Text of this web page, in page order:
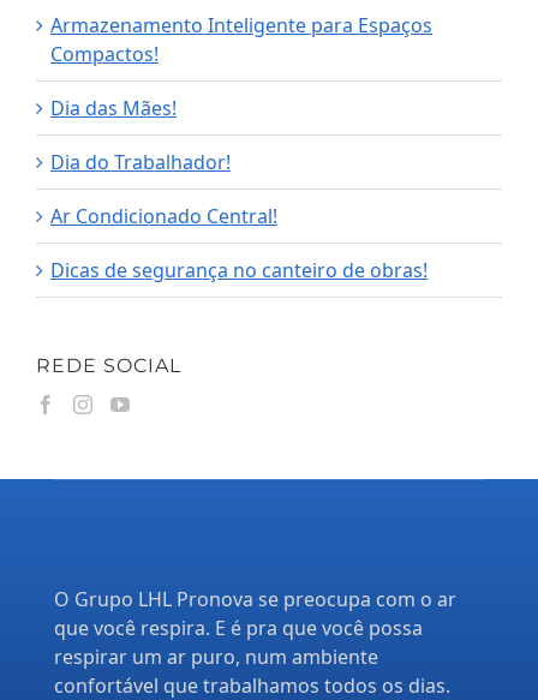
Armazenamento Inteligente para Espaços
Compactos!
Dia das Mães!
Dia do Trabalhador!
Ar Condicionado Central!
Dicas de segurança no canteiro de obras!
REDE SOCIAL
O Grupo LHL Pronova se preocupa com o ar
que você respira. E é pra que você possa
respirar um ar puro, num ambiente
confortável que trabalhamos todos os dias.